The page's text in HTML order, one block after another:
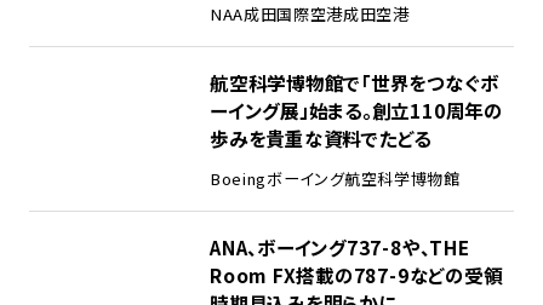
NAA成田国際空港成田空港
航空科学博物館で「世界をつなぐボ
ーイング展」始まる。創立110周年の
歩みを貴重な資料でたどる
Boeingボーイング航空科学博物館
ANA、ボーイング737-8や、THE
Room FX搭載の787-9などの受領